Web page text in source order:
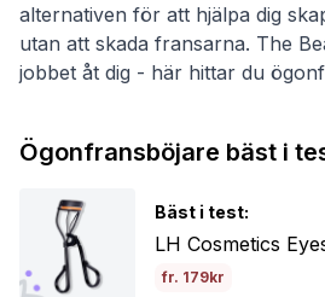
alternativen för att hjälpa dig
utan att skada fransarna. The
jobbet åt dig - här hittar du
Ögonfransböjare bäst i
Bäst i test:
LH Cosmetics
fr. 179kr